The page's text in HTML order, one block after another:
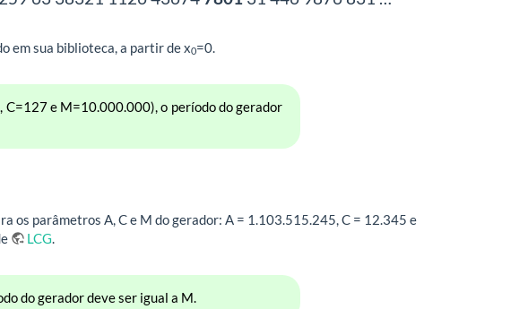
em sua biblioteca, a partir de x0=0.
e M=10.000.000), o período do gerador
os parâmetros A, C e M do gerador: A = 1.103.515.245, C = 12.345 e
LCG
do gerador deve ser igual a M.